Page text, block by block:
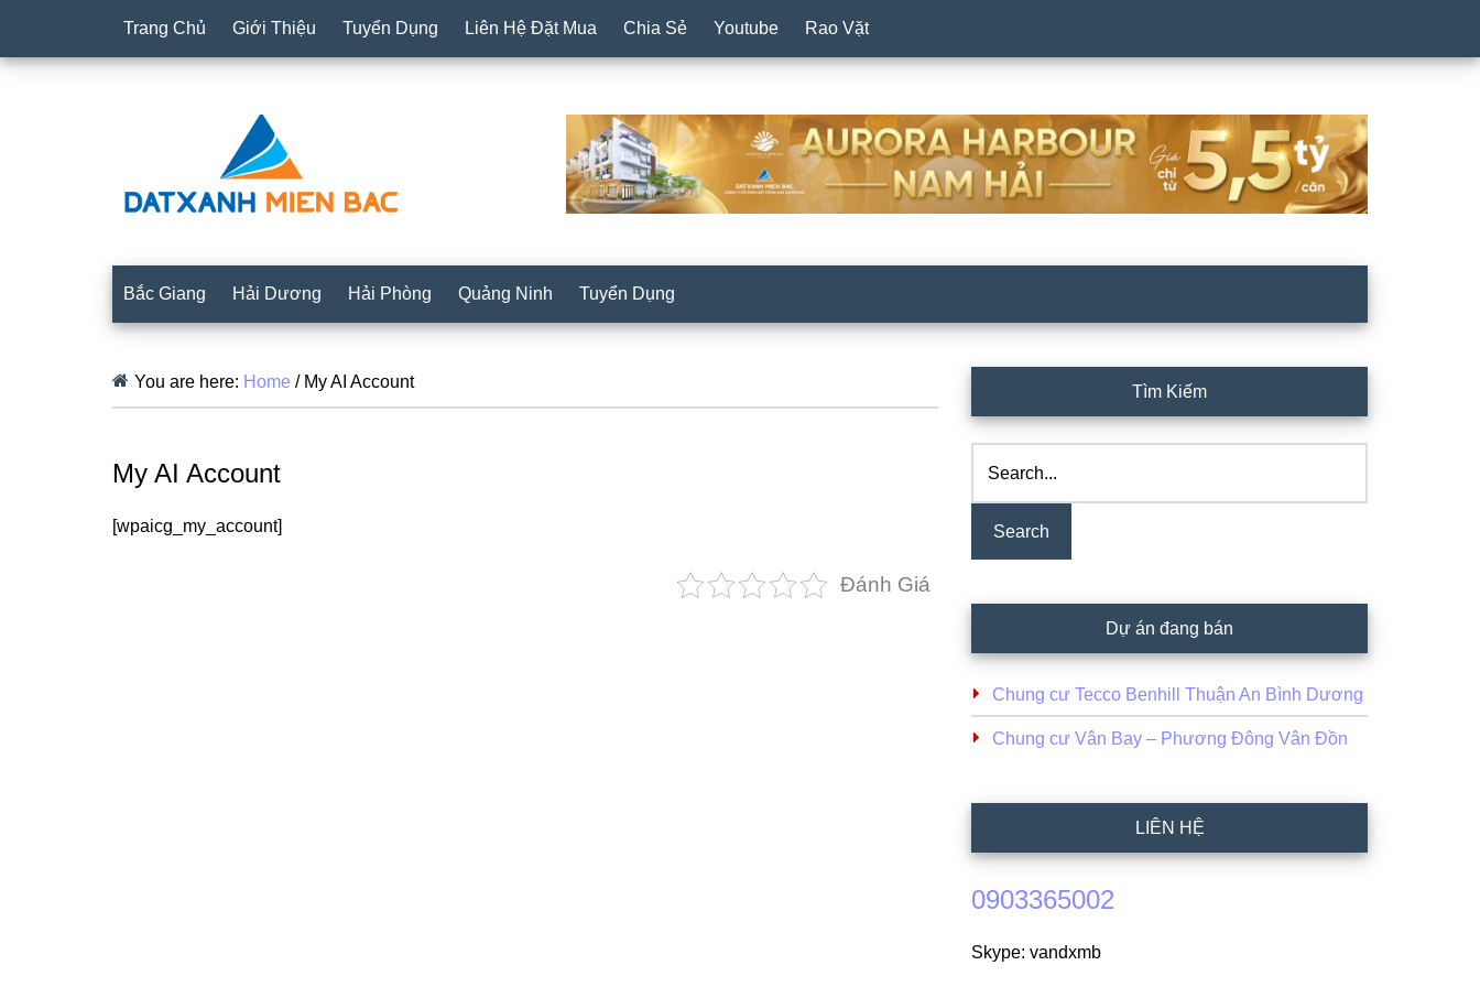
Trang Chủ Giới Thiệu Tuyển Dụng Liên Hệ Đặt Mua Chia Sẻ Youtube Rao Vặt
Bắc Giang Hải Dương Hải Phòng Quảng Ninh Tuyển Dụng
You are here: Home /My AI Account
My AI Account
[wpaicg_my_account]
Đánh Giá
Sidebar
Tìm Kiếm
Dự án đang bán
Chung cư Tecco Benhill Thuận An Bình Dương
Chung cư Vân Bay – Phương Đông Vân Đồn
LIÊN HỆ
0903365002
Skype: vandxmb